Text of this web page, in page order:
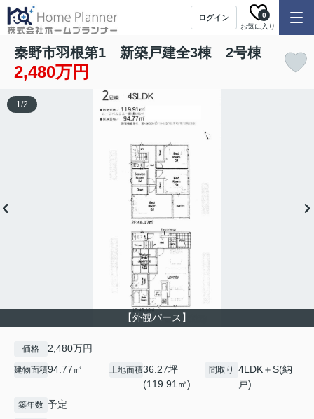
ログイン
お気に入り
0
秦野市羽根第1 新築戸建全3棟 2号棟
2,480万円
【外観パース】
1/2
価格 2,480万円
建物面積94.77㎡ 土地面積36.27坪
(119.91㎡)
間取り
4LDK＋S(納
戸)
築年数 予定